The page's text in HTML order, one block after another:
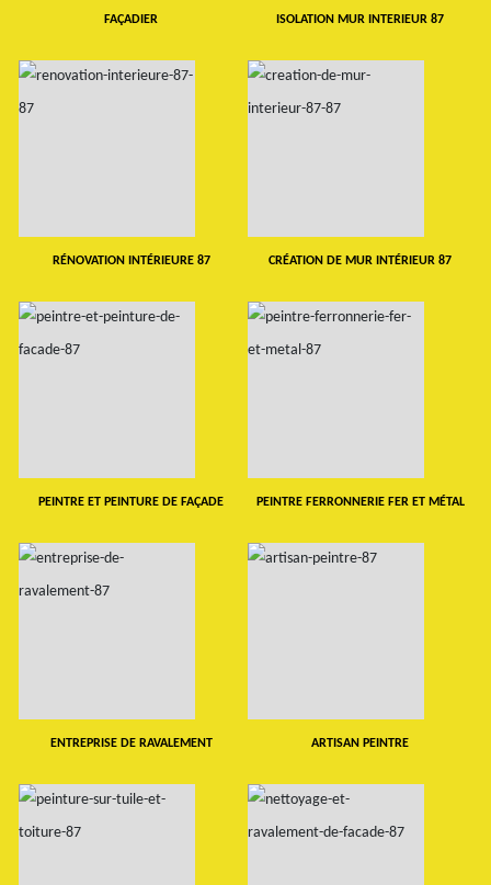
FAÇADIER ISOLATION MUR INTERIEUR 87
RÉNOVATION INTÉRIEURE 87 CRÉATION DE MUR INTÉRIEUR 87
PEINTRE ET PEINTURE DE FAÇADE PEINTRE FERRONNERIE FER ET MÉTAL
ENTREPRISE DE RAVALEMENT ARTISAN PEINTRE